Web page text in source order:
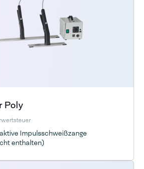
Poly
Impulsschweißzange
enthalten)